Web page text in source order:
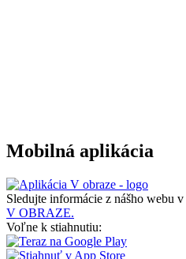
Mobilná aplikácia
Sledujte informácie z nášho webu v
V OBRAZE.
Voľne k stiahnutiu: